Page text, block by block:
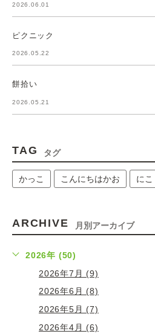
2026.06.01
ピクニック
2026.05.22
餅拾い
2026.05.21
TAG タグ
かっこ こんにちはかお にこ
ARCHIVE 月別アーカイブ
2026年 (50)
2026年7月 (9)
2026年6月 (8)
2026年5月 (7)
2026年4月 (6)